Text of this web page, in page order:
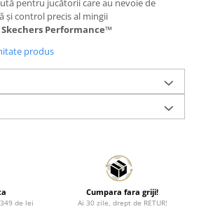
pentru jucătorii care au nevoie de
și control precis al mingii
Skechers Performance™
produs
de lei
Cumpara fara griji!
Ai 30 zile, drept de RETUR!